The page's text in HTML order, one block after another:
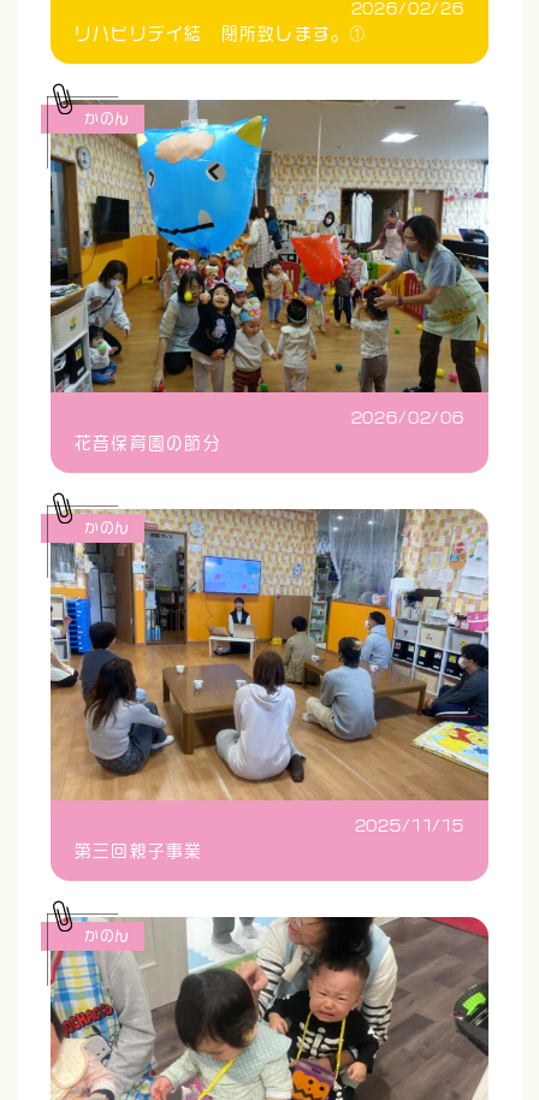
2026/02/26
リハビリデイ結 閉所致します。①
2026/02/06
花音保育園の節分
かのん
2025/11/15
第三回親子事業
かのん
かのん